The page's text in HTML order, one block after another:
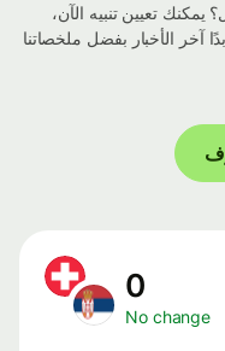
تعيين تنبيه الآن،
الأخبار بفضل ملخصاتنا
No change